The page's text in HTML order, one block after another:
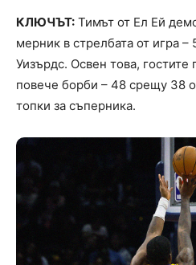
КЛЮЧЪТ: Тимът от Ел Ей
мерник в стрелбата от игра –
Уизърдс. Освен това,
повече борби – 48 срещу 38
топки за съперника.